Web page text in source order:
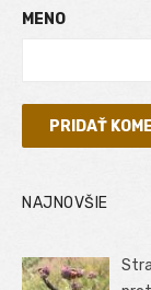
MENO
NAJNOVŠIE